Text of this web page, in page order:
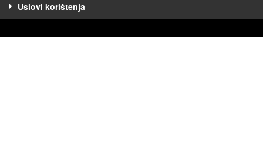
Uslovi korištenja